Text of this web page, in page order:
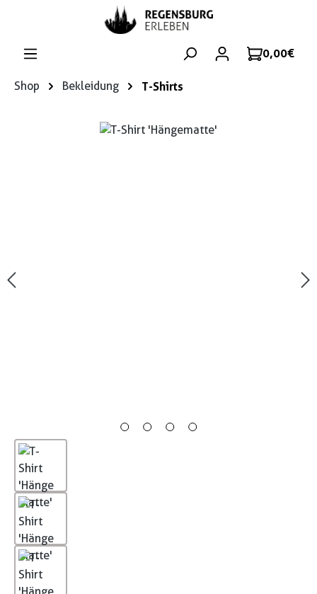
Zum Hauptinhalt springen
0,00 €
Shop Bekleidung T-Shirts
Bildergalerie überspringen